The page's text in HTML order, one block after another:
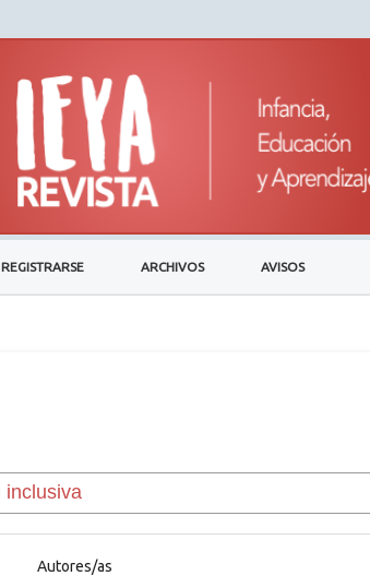
REGISTRARSE ARCHIVOS AVISOS
Autores/as